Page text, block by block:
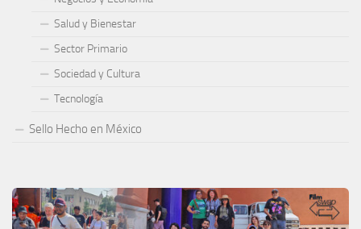
Salud y Bienestar
Sector Primario
Sociedad y Cultura
Tecnología
Sello Hecho en México